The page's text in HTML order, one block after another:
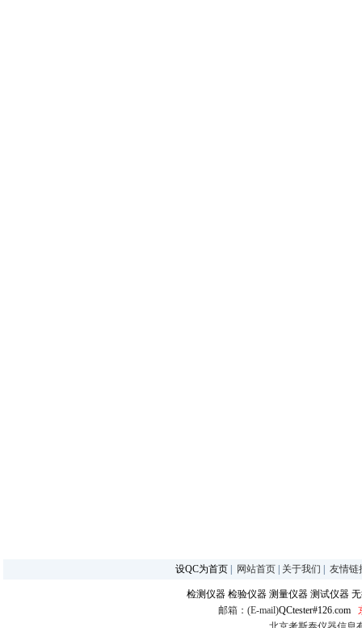
设QC为首页 网站首页 关于我们 友情链
检测仪器 检验仪器 测量仪器 测试仪器
邮箱：(E-mail)QCtester#126.com